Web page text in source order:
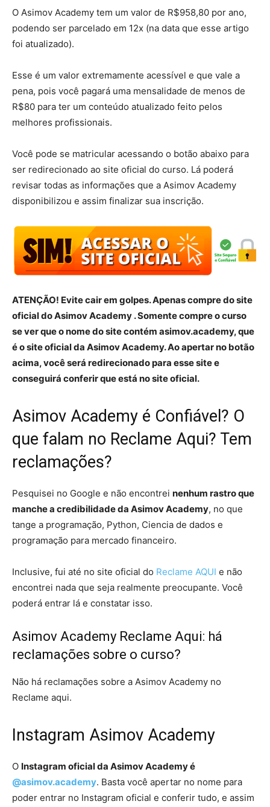
O Asimov Academy tem um valor de R$958,80 por ano,
podendo ser parcelado em 12x (na data que esse artigo
foi atualizado).
Esse é um valor extremamente acessível e que vale a
pena, pois você pagará uma mensalidade de menos de
R$80 para ter um conteúdo atualizado feito pelos
melhores profissionais.
Você pode se matricular acessando o botão abaixo para
ser redirecionado ao site oficial do curso. Lá poderá
revisar todas as informações que a Asimov Academy
disponibilizou e assim finalizar sua inscrição.
ATENÇÃO! Evite cair em golpes. Apenas compre do site
oficial do Asimov Academy . Somente compre o curso
se ver que o nome do site contém asimov.academy, que
é o site oficial da Asimov Academy. Ao apertar no botão
acima, você será redirecionado para esse site e
conseguirá conferir que está no site oficial.
Asimov Academy é Confiável? O
que falam no Reclame Aqui? Tem
reclamações?
Pesquisei no Google e não encontrei nenhum rastro que
manche a credibilidade da Asimov Academy, no que
tange a programação, Python, Ciencia de dados e
programação para mercado financeiro.
Inclusive, fui até no site oficial do Reclame AQUI e não
encontrei nada que seja realmente preocupante. Você
poderá entrar lá e constatar isso.
Asimov Academy Reclame Aqui: há
reclamações sobre o curso?
Não há reclamações sobre a Asimov Academy no
Reclame aqui.
Instagram Asimov Academy
O Instagram oficial da Asimov Academy é
@asimov.academy. Basta você apertar no nome para
poder entrar no Instagram oficial e conferir tudo, e assim